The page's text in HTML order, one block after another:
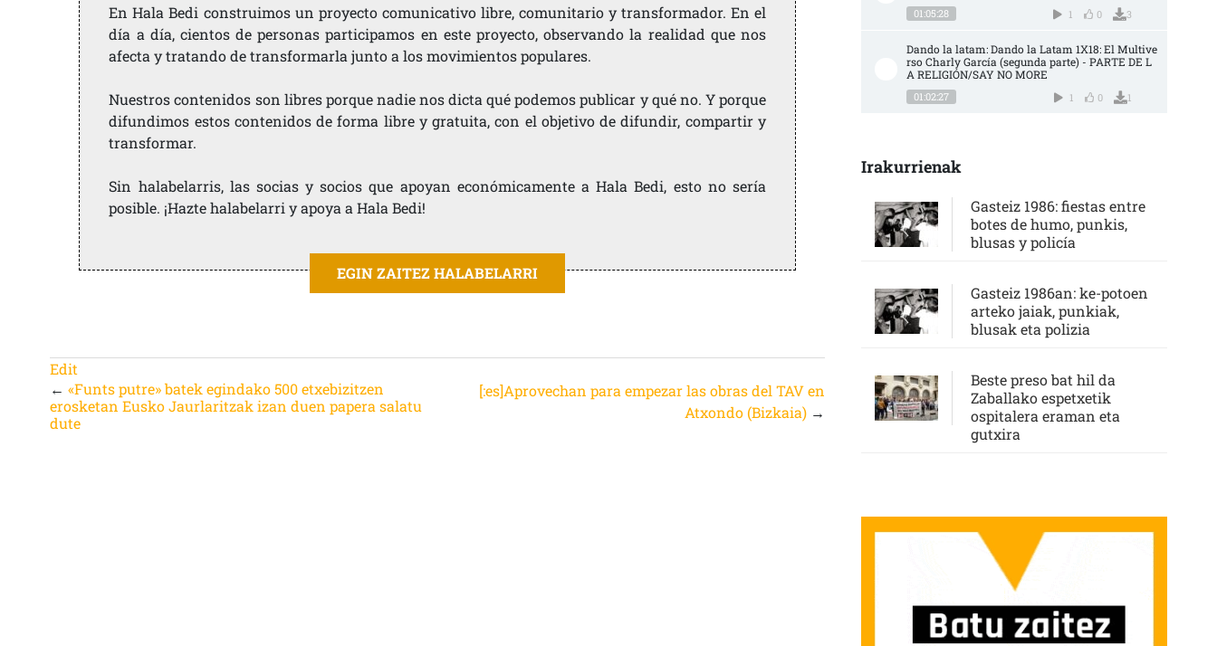
En Hala Bedi construimos un proyecto comunicativo libre, comunitario y transformador. En el
día a día, cientos de personas participamos en este proyecto, observando la realidad que nos
afecta y tratando de transformarla junto a los movimientos populares.
Nuestros contenidos son libres porque nadie nos dicta qué podemos publicar y qué no. Y porque
difundimos estos contenidos de forma libre y gratuita, con el objetivo de difundir, compartir y
transformar.
Sin halabelarris, las socias y socios que apoyan económicamente a Hala Bedi, esto no sería
posible. ¡Hazte halabelarri y apoya a Hala Bedi!
EGIN ZAITEZ HALABELARRI
Edit
←«Funts putre» batek egindako 500 etxebizitzen
erosketan Eusko Jaurlaritzak izan duen papera salatu
dute
[:es]Aprovechan para empezar las obras del TAV en
Atxondo (Bizkaia)→
01:05:28 1 0 3
Dando la latam: Dando la Latam 1X18: El Multive
rso Charly García (segunda parte) - PARTE DE L
A RELIGIÓN/SAY NO MORE
01:02:27 1 0 1
Irakurrienak
Gasteiz 1986: fiestas entre
botes de humo, punkis,
blusas y policía
Gasteiz 1986an: ke-potoen
arteko jaiak, punkiak,
blusak eta polizia
Beste preso bat hil da
Zaballako espetxetik
ospitalera eraman eta
gutxira